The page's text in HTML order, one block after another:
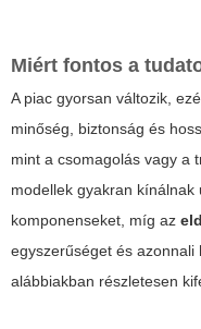
Miért fontos a
A piac gyorsan változik,
minőség, biztonság és
mint a csomagolás vagy a
modellek gyakran
komponenseket, míg az
egyszerűséget és
alábbiakban részletesen